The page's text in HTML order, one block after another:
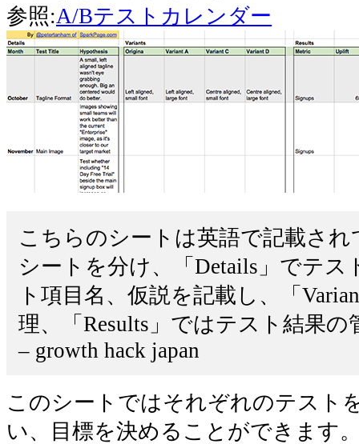
参照:A/Bテストカレンダー
こちらのシートは英語で記載さ
シートを分け、「Details」でテ
ト項目名、仮説を記載し、「
理、「Results」ではテスト結果
– growth hack japan
このシートではそれぞれのテスト
い、目標を決めることができます